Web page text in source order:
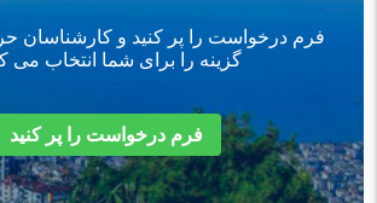
فرم درخواست را پر کنید و کارشناسان
گزینه را برای شما انتخاب می
فرم درخواست را پر کنید